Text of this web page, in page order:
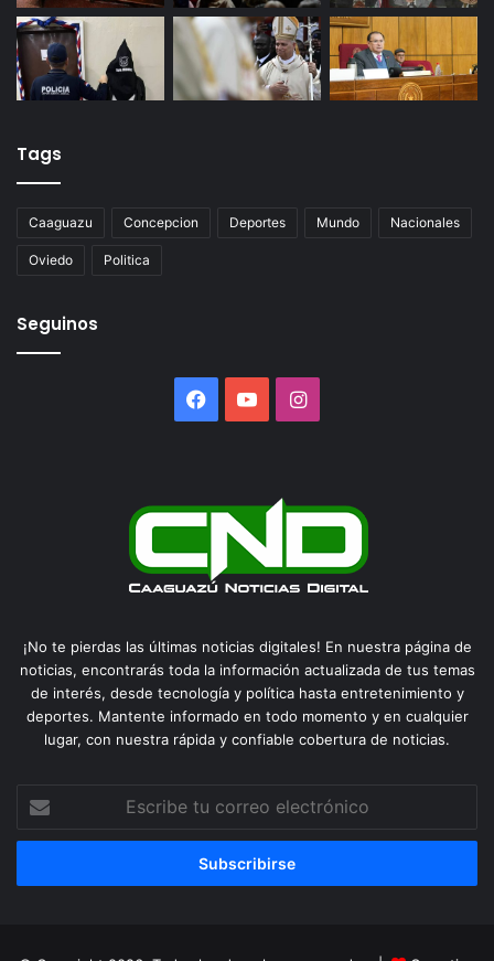
Tags
Caaguazu Concepcion Deportes Mundo Nacionales
Oviedo Politica
Seguinos
Facebook
YouTubeInstagram
¡No te pierdas las últimas noticias digitales! En nuestra página de
noticias, encontrarás toda la información actualizada de tus temas
de interés, desde tecnología y política hasta entretenimiento y
deportes. Mantente informado en todo momento y en cualquier
lugar, con nuestra rápida y confiable cobertura de noticias.
correo